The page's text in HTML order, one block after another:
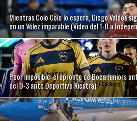
Mientras Colo Colo lo espera, Diego Valdés
en un Vélez imparable (Video del 1-0 a
Peor imposible: el apronte de Boca Juniors
del 0-3 ante Deportivo Riestra)